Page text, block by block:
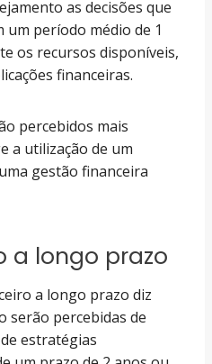
as decisões que
um período médio de 1
os recursos disponíveis,
financeiras.
percebidos mais
a utilização de um
gestão financeira
a longo prazo
a longo prazo diz
serão percebidas de
estratégias